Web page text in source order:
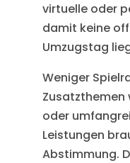
virtuelle oder
damit keine
Umzugstag
Weniger
Zusatzthemen
oder
Leistungen
Abstimmung.